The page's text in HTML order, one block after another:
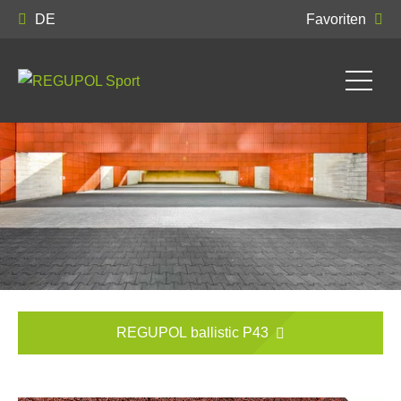
DE Favoriten
REGUPOL ballistic P43